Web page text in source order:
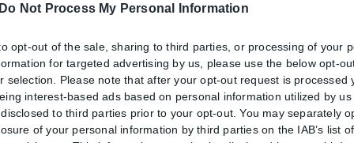
Do Not Process My Personal Information
opt-out of the sale, sharing to third parties, or processing of your
for targeted advertising by us, please use the below opt-
selection. Please note that after your opt-out request is processed
interest-based ads based on personal information utilized by
to third parties prior to your opt-out. You may separately
of your personal information by third parties on the IAB’s list of
να αντιμετωπιστεί ο καλπάζων πληθωρισμός δεν είχαν
σε επιχειρήσεις και νοικοκυριά όχι τόσο με το ύψος
δυνατότητα αντίδρασης σε όσους είχαν δάνεια και χρέη και
την εισβολή της Ρωσίας στην Ουκρανία και απλώς μετά ήρθε
οι κυρώσεις ΔΕΝ ήταν μελετημένες, δεν είχαν σχεδιαστεί